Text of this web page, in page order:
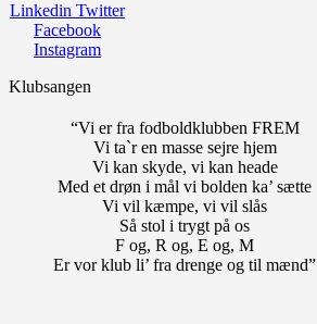
Linkedin Twitter
Facebook
Instagram
Klubsangen
“Vi er fra fodboldklubben FREM
Vi ta`r en masse sejre hjem
Vi kan skyde, vi kan heade
Med et drøn i mål vi bolden ka’ sætte
Vi vil kæmpe, vi vil slås
Så stol i trygt på os
F og, R og, E og, M
Er vor klub li’ fra drenge og til mænd”